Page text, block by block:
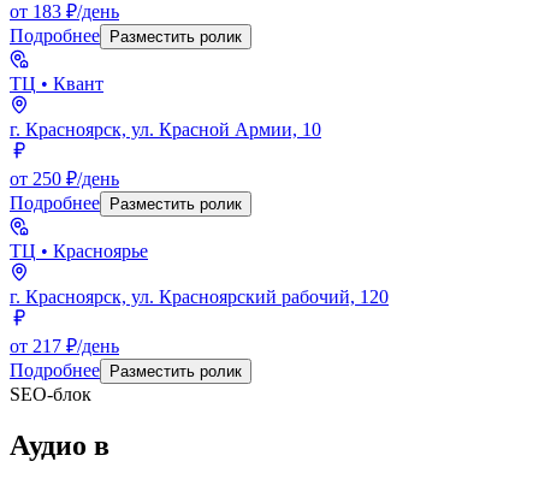
от 183 ₽/день
Подробнее
Разместить ролик
ТЦ • Квант
г. Красноярск, ул. Красной Армии, 10
от 250 ₽/день
Подробнее
Разместить ролик
ТЦ • Красноярье
г. Красноярск, ул. Красноярский рабочий, 120
от 217 ₽/день
Подробнее
Разместить ролик
SEO-блок
Аудио в